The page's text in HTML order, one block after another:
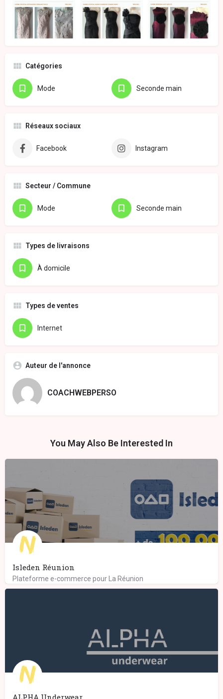
Catégories
Mode Seconde main
Réseaux sociaux
Facebook Instagram
Secteur / Commune
Mode Seconde main
Types de livraisons
À domicile
Types de ventes
Internet
Auteur de l'annonce
COACHWEBPERSO
You May Also Be Interested In
Isleden Réunion
Plateforme e-commerce pour La Réunion
ALPHA Underwear